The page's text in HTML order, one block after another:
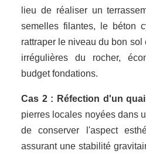
lieu de réaliser un
semelles filantes, le béton
rattraper le niveau du bon
irrégulières du rocher,
budget fondations.
Cas 2 : Réfection d'un
pierres locales noyées dans
de conserver l'aspect
assurant une stabilité